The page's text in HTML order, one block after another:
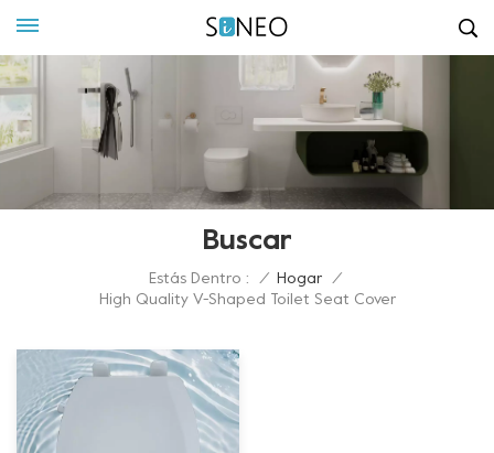
Buscar
Estás Dentro : / Hogar
/
High Quality V-Shaped Toilet Seat Cover